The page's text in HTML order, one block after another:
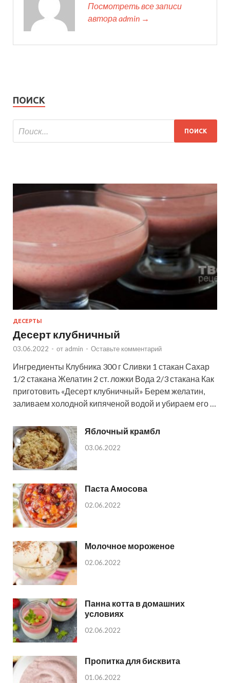
Посмотреть все записи
автора admin →
ПОИСК
ДЕСЕРТЫ
Десерт клубничный
03.06.2022 - от admin - Оставьте комментарий
Ингредиенты Клубника 300 г Сливки 1 стакан Сахар
1/2 стакана Желатин 2 ст. ложки Вода 2/3 стакана Как
приготовить «Десерт клубничный» Берем желатин,
заливаем холодной кипяченой водой и убираем его …
Яблочный крамбл
03.06.2022
Паста Амосова
02.06.2022
Молочное мороженое
02.06.2022
Панна котта в домашних
условиях
02.06.2022
Пропитка для бисквита
01.06.2022